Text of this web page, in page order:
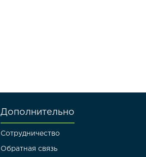
Дополнительно
Сотрудничество
Обратная связь